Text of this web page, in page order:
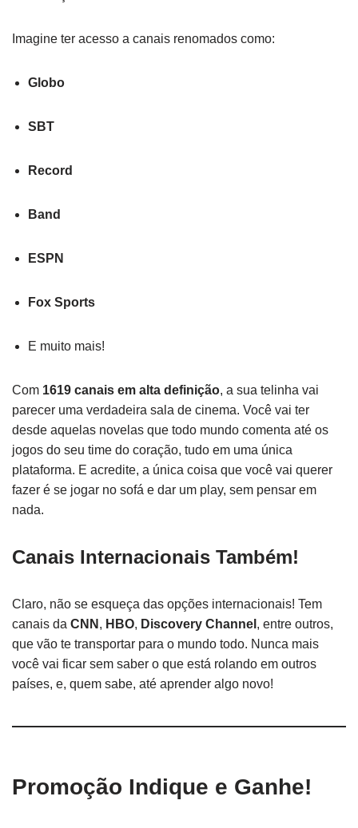
Imagine ter acesso a canais renomados como:
Globo
SBT
Record
Band
ESPN
Fox Sports
E muito mais!
Com 1619 canais em alta definição, a sua telinha vai
parecer uma verdadeira sala de cinema. Você vai ter
desde aquelas novelas que todo mundo comenta até os
jogos do seu time do coração, tudo em uma única
plataforma. E acredite, a única coisa que você vai querer
fazer é se jogar no sofá e dar um play, sem pensar em
nada.
Canais Internacionais Também!
Claro, não se esqueça das opções internacionais! Tem
canais da CNN , HBO, Discovery Channel , entre outros,
que vão te transportar para o mundo todo. Nunca mais
você vai ficar sem saber o que está rolando em outros
países, e, quem sabe, até aprender algo novo!
Promoção Indique e Ganhe!